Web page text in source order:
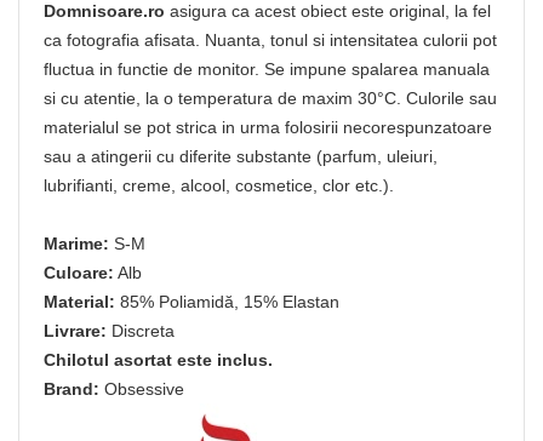
Domnisoare.ro asigura ca acest obiect este original, la fel
ca fotografia afisata. Nuanta, tonul si intensitatea culorii pot
fluctua in functie de monitor. Se impune spalarea manuala
si cu atentie, la o temperatura de maxim 30°C. Culorile sau
materialul se pot strica in urma folosirii necorespunzatoare
sau a atingerii cu diferite substante (parfum, uleiuri,
lubrifianti, creme, alcool, cosmetice, clor etc.).
Marime: S-M
Culoare: Alb
Material: 85% Poliamidă, 15% Elastan
Livrare: Discreta
Chilotul asortat este inclus.
Brand: Obsessive